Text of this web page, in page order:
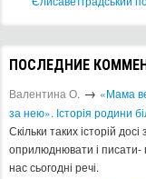
ПОСЛЕДНИЕ
Валентина О. → «Мама
за нею». Історія родини
Скільки таких історій
оприлюднювати і писати-
нас сьогодні речі.